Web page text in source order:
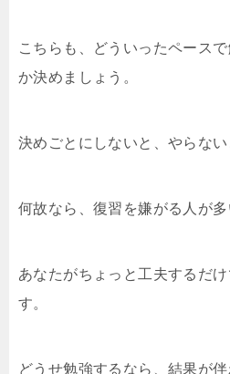
こちらも、どういったペース
か決めましょう。
決めごとにしないと、やらない
何故なら、復習を嫌がる人が多
あなたがちょっと工夫するだ
す。
どうせ勉強するなら、結果が